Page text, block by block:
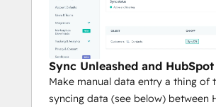
Sync Unleashed and
Make manual data entry a thing of
syncing data (see below) between